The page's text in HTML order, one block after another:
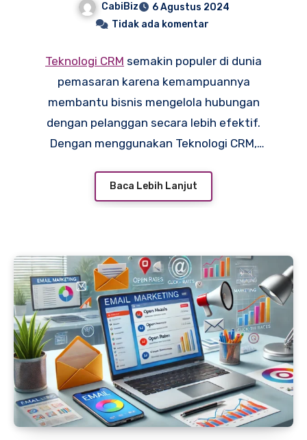
CabiBiz
6 Agustus 2024
Tidak ada komentar
Teknologi CRM semakin populer di dunia
pemasaran karena kemampuannya
membantu bisnis mengelola hubungan
dengan pelanggan secara lebih efektif.
Dengan menggunakan Teknologi CRM,
pelanggan, menganalisis preferensi, dan
merancang strategi pemasaran yang lebih
dengan pelanggan melalui komunikasi yang
lebih personal. Mari kita jelajahi bagaimana
Teknologi CRM bisa menjadi aset penting
dalam strategi pemasaran Anda.
Baca Lebih Lanjut